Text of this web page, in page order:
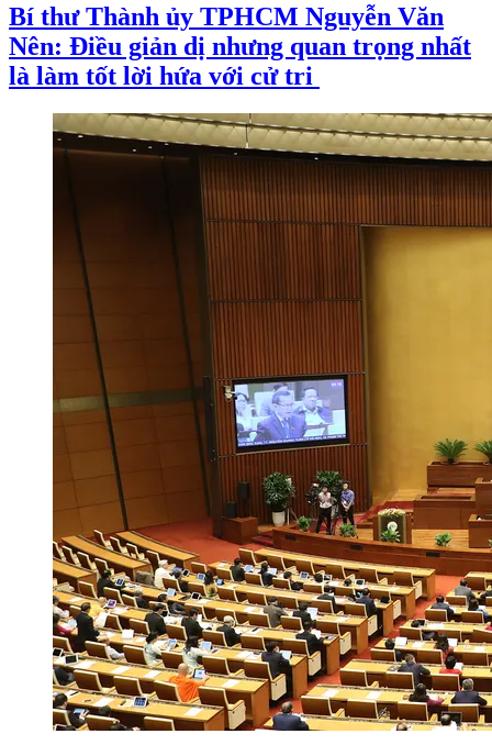
Bí thư Thành ủy TPHCM Nguyễn Văn
Nên: Điều giản dị nhưng quan trọng nhất
là làm tốt lời hứa với cử tri ​